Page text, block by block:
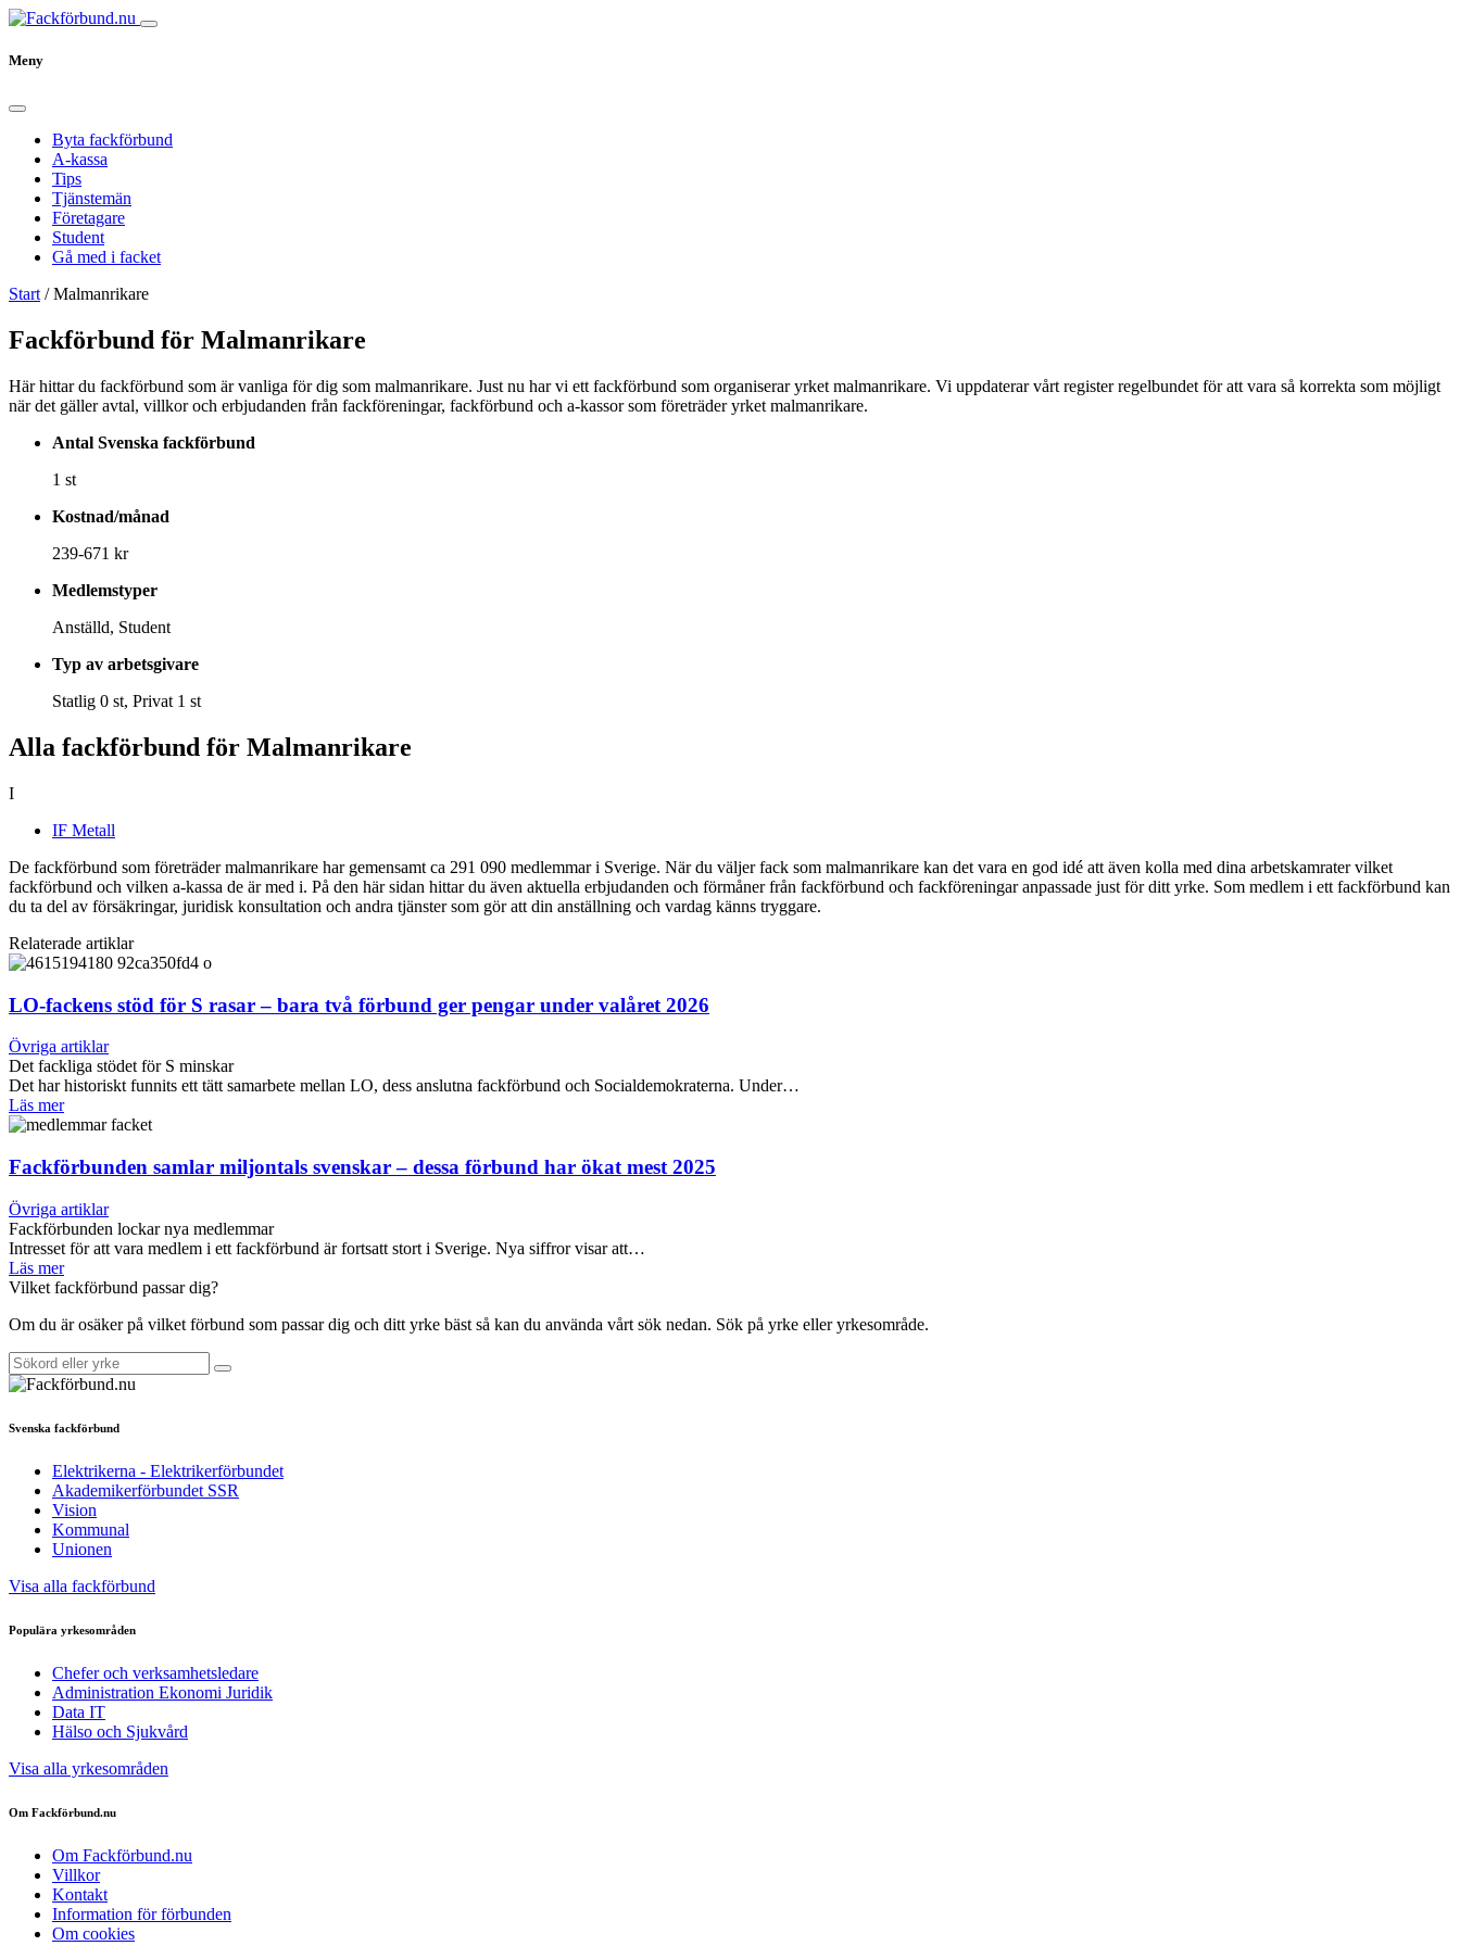
Meny
Byta fackförbund
A-kassa
Tips
Tjänstemän
Företagare
Student
Gå med i facket
Start /Malmanrikare
Fackförbund för Malmanrikare
Här hittar du fackförbund som är vanliga för dig som malmanrikare. Just nu har vi ett fackförbund som organiserar yrket malmanrikare. Vi uppdaterar vårt register regelbundet för att vara så korrekta som möjligt
när det gäller avtal, villkor och erbjudanden från fackföreningar, fackförbund och a-kassor som företräder yrket malmanrikare.
Antal Svenska fackförbund
1 st
Kostnad/månad
239-671 kr
Medlemstyper
Anställd, Student
Typ av arbetsgivare
Statlig 0 st, Privat 1 st
Alla fackförbund för Malmanrikare
I
IF Metall
De fackförbund som företräder malmanrikare har gemensamt ca 291 090 medlemmar i Sverige. När du väljer fack som malmanrikare kan det vara en god idé att även kolla med dina arbetskamrater vilket
fackförbund och vilken a-kassa de är med i. På den här sidan hittar du även aktuella erbjudanden och förmåner från fackförbund och fackföreningar anpassade just för ditt yrke. Som medlem i ett fackförbund kan
du ta del av försäkringar, juridisk konsultation och andra tjänster som gör att din anställning och vardag känns tryggare.
Relaterade artiklar
LO-fackens stöd för S rasar – bara två förbund ger pengar under valåret 2026
Övriga artiklar
Det fackliga stödet för S minskar
Det har historiskt funnits ett tätt samarbete mellan LO, dess anslutna fackförbund och Socialdemokraterna. Under…
Läs mer
Fackförbunden samlar miljontals svenskar – dessa förbund har ökat mest 2025
Övriga artiklar
Fackförbunden lockar nya medlemmar
Intresset för att vara medlem i ett fackförbund är fortsatt stort i Sverige. Nya siffror visar att…
Läs mer
Vilket fackförbund passar dig?
Om du är osäker på vilket förbund som passar dig och ditt yrke bäst så kan du använda vårt sök nedan. Sök på yrke eller yrkesområde.
Svenska fackförbund
Elektrikerna - Elektrikerförbundet
Akademikerförbundet SSR
Vision
Kommunal
Unionen
Visa alla fackförbund
Populära yrkesområden
Chefer och verksamhetsledare
Administration Ekonomi Juridik
Data IT
Hälso och Sjukvård
Visa alla yrkesområden
Om Fackförbund.nu
Om Fackförbund.nu
Villkor
Kontakt
Information för förbunden
Om cookies